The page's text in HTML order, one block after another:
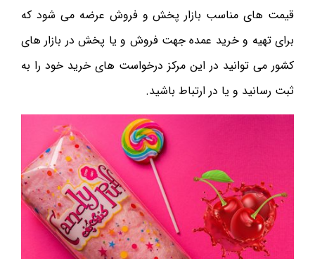
قیمت های مناسب بازار پخش و فروش عرضه می شود که
برای تهیه و خرید عمده جهت فروش و یا پخش در بازار های
کشور می توانید در این مرکز درخواست های خرید خود را به
ثبت رسانید و یا در ارتباط باشید.